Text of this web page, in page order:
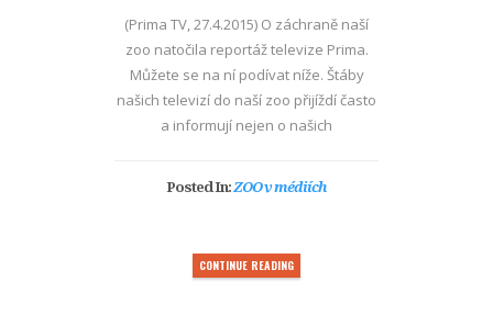
(Prima TV, 27.4.2015) O záchraně naší
zoo natočila reportáž televize Prima.
Můžete se na ní podívat níže. Štáby
našich televizí do naší zoo přijíždí často
a informují nejen o našich
Posted In:ZOO v médiích
CONTINUE READING